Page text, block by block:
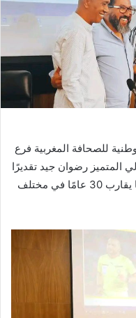
للصحافة المغربية فرع
المتميز رضوان جيد تقديرًا
لمساره التحكيمي المتميز الذي دام لما يقارب 30 عامًا في مختلف